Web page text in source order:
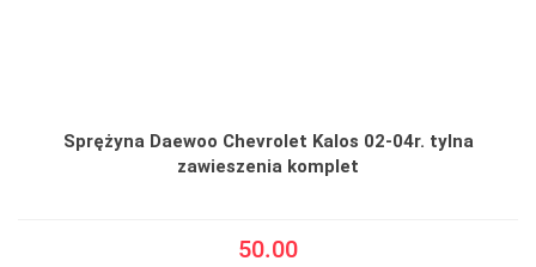
Sprężyna Daewoo Chevrolet Kalos 02-04r. tylna
zawieszenia komplet
50.00